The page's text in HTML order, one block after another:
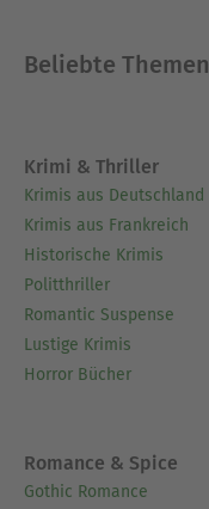
Beliebte Themen
Krimi & Thriller
Krimis aus Deutschland
Krimis aus Frankreich
Historische Krimis
Politthriller
Romantic Suspense
Lustige Krimis
Horror Bücher
Romance & Spice
Gothic Romance